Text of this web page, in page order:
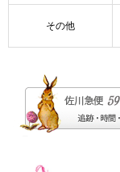
その他